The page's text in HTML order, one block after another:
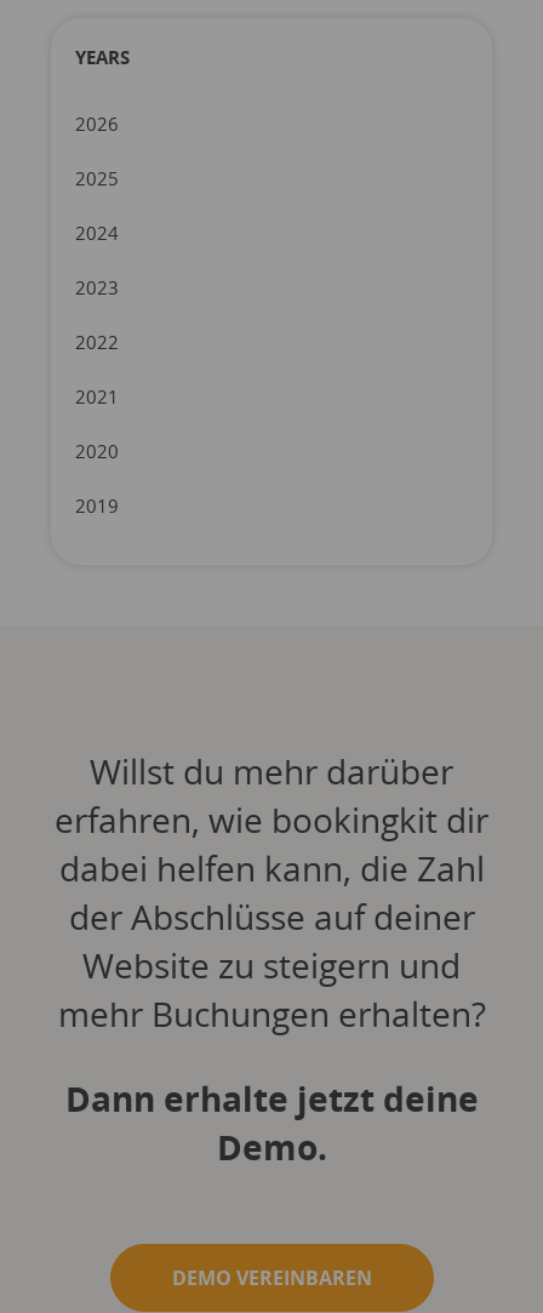
YEARS
2026
2025
2024
2023
2022
2021
2020
2019
Willst du mehr darüber
erfahren, wie bookingkit dir
dabei helfen kann, die Zahl
der Abschlüsse auf deiner
Website zu steigern und
mehr Buchungen erhalten?
Dann erhalte jetzt deine
Demo.
DEMO VEREINBAREN